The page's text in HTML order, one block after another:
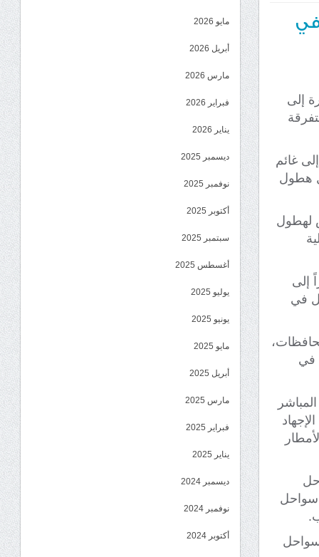
في
إلى
غائم
هطول
لهطول
إلى
في
مأرب ولحج، و40 درجة في
سواحل
مايو 2026
أبريل 2026
مارس 2026
فبراير 2026
يناير 2026
ديسمبر 2025
نوفمبر 2025
أكتوبر 2025
سبتمبر 2025
أغسطس 2025
يوليو 2025
يونيو 2025
مايو 2025
أبريل 2025
مارس 2025
فبراير 2025
يناير 2025
ديسمبر 2024
نوفمبر 2024
أكتوبر 2024